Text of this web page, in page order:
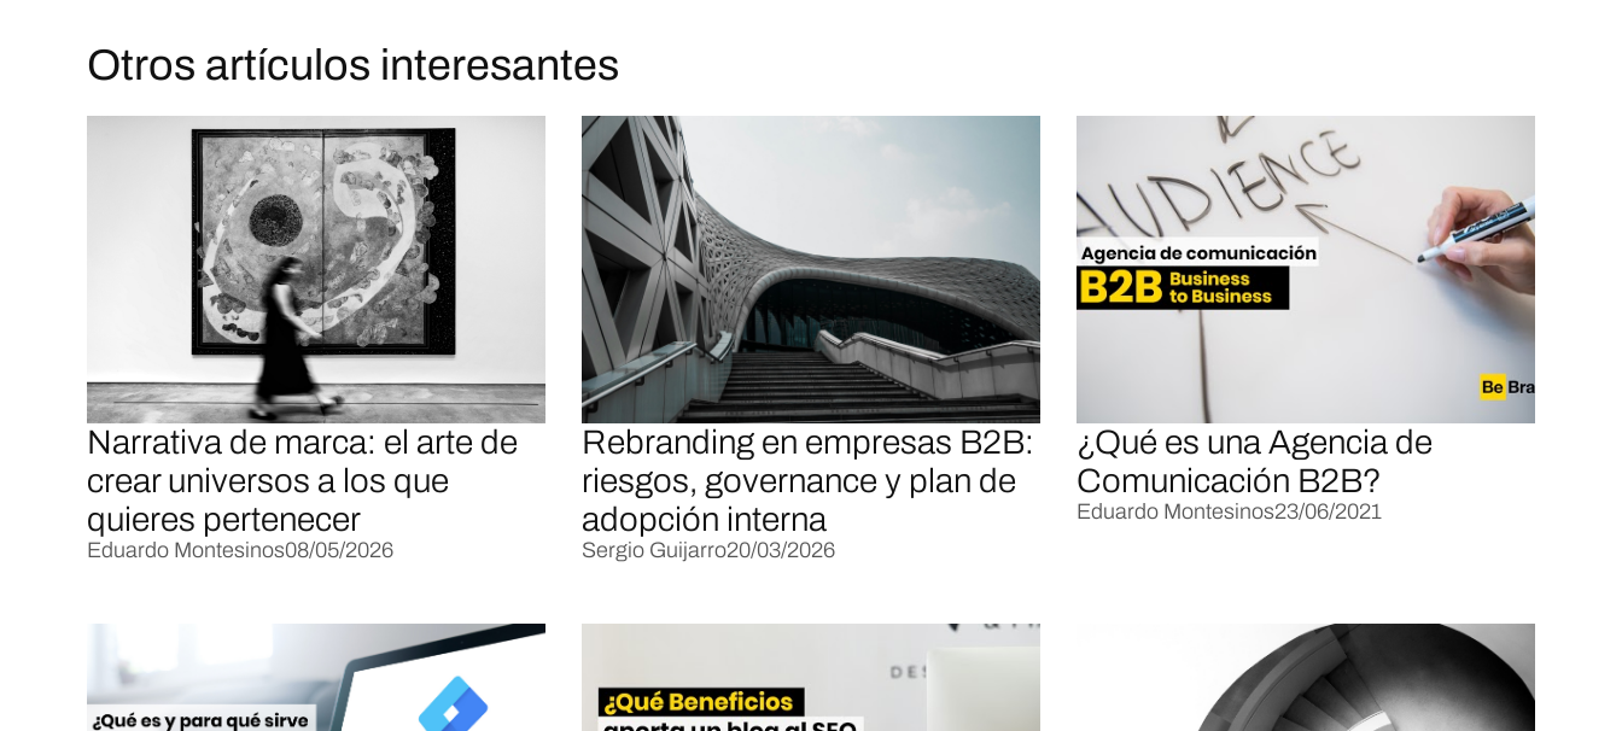
Otros artículos interesantes
Narrativa de marca: el arte de
crear universos a los que
quieres pertenecer
Eduardo Montesinos08/05/2026
Rebranding en empresas B2B:
riesgos, governance y plan de
adopción interna
Sergio Guijarro20/03/2026
¿Qué es una Agencia de
Comunicación B2B?
Eduardo Montesinos23/06/2021